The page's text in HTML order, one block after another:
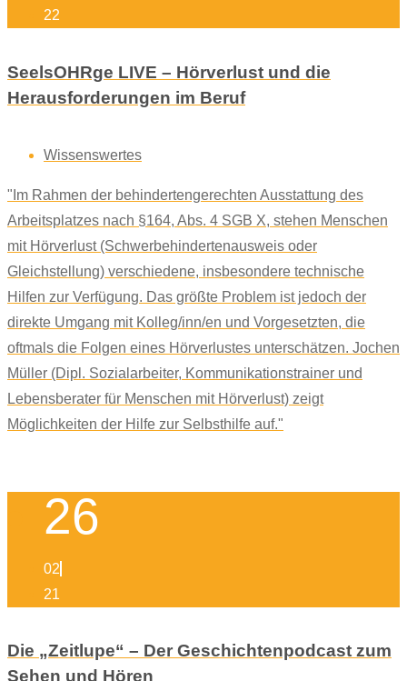
22
SeelsOHRge LIVE – Hörverlust und die
Herausforderungen im Beruf
Wissenswertes
"Im Rahmen der behindertengerechten Ausstattung des
Arbeitsplatzes nach §164, Abs. 4 SGB X, stehen Menschen
mit Hörverlust (Schwerbehindertenausweis oder
Gleichstellung) verschiedene, insbesondere technische
Hilfen zur Verfügung. Das größte Problem ist jedoch der
direkte Umgang mit Kolleg/inn/en und Vorgesetzten, die
oftmals die Folgen eines Hörverlustes unterschätzen. Jochen
Müller (Dipl. Sozialarbeiter, Kommunikationstrainer und
Lebensberater für Menschen mit Hörverlust) zeigt
Möglichkeiten der Hilfe zur Selbsthilfe auf."
26
02
21
Die „Zeitlupe“ – Der Geschichtenpodcast zum
Sehen und Hören